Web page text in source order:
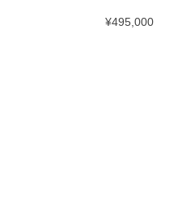
¥495,000